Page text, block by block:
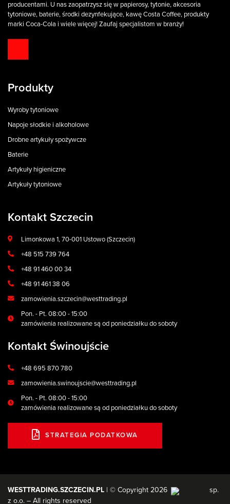
producentami. U nas zaopatrzysz się w papierosy, tytonie, akcesoria
tytoniowe, baterie, środki dezynfekujące, kawę Costa Coffee, produkty
marki Coca-Cola i wiele więcej! Zaufaj specjalistom w branży!
Produkty
Wyroby tytoniowe
Napoje słodkie i alkoholowe
Drobne artykuły spożywcze
Baterie
Artykuły higieniczne
Artykuły tytoniowe
Kontakt Szczecin
Limonkowa 1, 70-001 Ustowo (Szczecin)
+48 515 739 764
+48 91 460 00 34
+48 91 461 38 06
zamowienia.szczecin@westtrading.pl
Pon. - Pt. 08:00 - 15:00
zamówienia realizowane są od poniedziałku do soboty
Kontakt Świnoujście
+48 695 870 780
zamowienia.swinoujscie@westtrading.pl
Pon. - Pt. 08:00 - 15:00
zamówienia realizowane są od poniedziałku do soboty
STRATEGIA PODATKOWA
WESTTRADING.SZCZECIN.PL | © Copyright 2026
sp.
z o.o. – All rights reserved